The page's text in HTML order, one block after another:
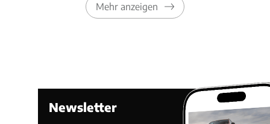
Mehr anzeigen
Newsletter